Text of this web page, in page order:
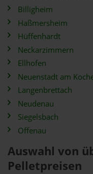
Billigheim
Haßmersheim
Hüffenhardt
Neckarzimmern
Ellhofen
Neuenstadt am
Langenbrettach
Neudenau
Siegelsbach
Offenau
Auswahl von
Pelletpreisen